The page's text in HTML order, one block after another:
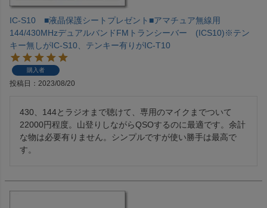
IC-S10 ■液晶保護シートプレゼント■アマチュア無線用
144/430MHzデュアルバンドFMトランシーバー (ICS10)※テン
キー無しがIC-S10、テンキー有りがIC-T10
購入者
投稿日 2023/08/20
430、144とラジオまで聴けて、専用のマイクまでついて
22000円程度。山登りしながらQSOするのに最適です。余計
な物は必要有りません。シンプルですが使い勝手は最高で
す。